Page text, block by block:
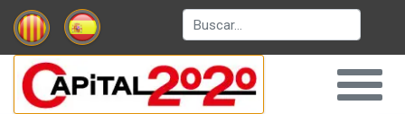
Buscar